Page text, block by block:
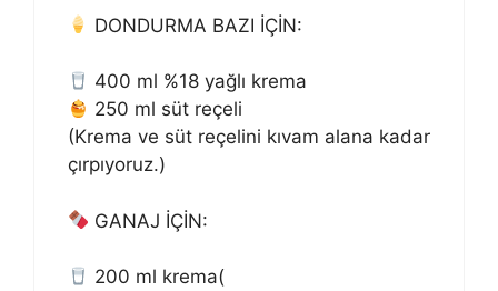
DONDURMA BAZI İÇİN:
400 ml %18 yağlı krema
250 ml süt reçeli
(Krema ve süt reçelini kıvam alana kadar
çırpıyoruz.)
GANAJ İÇİN:
200 ml krema(